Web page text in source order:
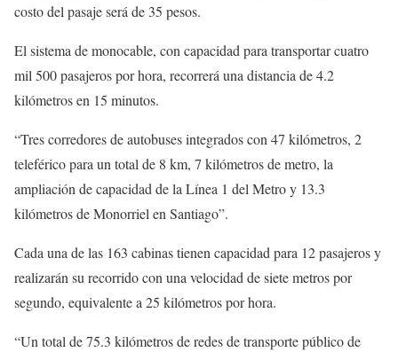
costo del pasaje será de 35 pesos.
El sistema de monocable, con capacidad para transportar cuatro
mil 500 pasajeros por hora, recorrerá una distancia de 4.2
kilómetros en 15 minutos.
“Tres corredores de autobuses integrados con 47 kilómetros, 2
teleférico para un total de 8 km, 7 kilómetros de metro, la
ampliación de capacidad de la Línea 1 del Metro y 13.3
kilómetros de Monorriel en Santiago”.
Cada una de las 163 cabinas tienen capacidad para 12 pasajeros y
realizarán su recorrido con una velocidad de siete metros por
segundo, equivalente a 25 kilómetros por hora.
“Un total de 75.3 kilómetros de redes de transporte público de